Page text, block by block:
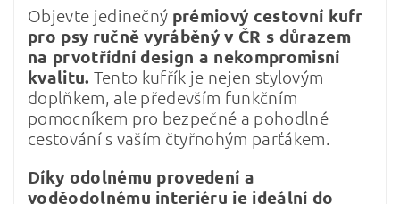
Objevte jedinečný prémiový cestovní kufr
pro psy ručně vyráběný v ČR s důrazem
na prvotřídní design a nekompromisní
kvalitu. Tento kufřík je nejen stylovým
doplňkem, ale především funkčním
pomocníkem pro bezpečné a pohodlné
cestování s vaším čtyřnohým parťákem.
Díky odolnému provedení a
voděodolnému interiéru je ideální do